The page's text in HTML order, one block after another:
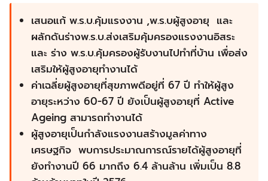
เสนอแก้ พ.ร.บ.คุ้มแรงงาน ,พ.ร.บผู้สูงอายุ และ
ผลักดันร่างพ.ร.บ.ส่งเสริมคุ้มครองแรงงานอิสระ
และ ร่าง พ.ร.บ.คุ้มครองผู้รับงานไปทำที่บ้าน เพื่อส่ง
เสริมให้ผู้สูงอายุทำงานได้
ค่าเฉลี่ยผู้สูงอายุที่สุขภาพดีอยู่ที่ 67 ปี ทำให้ผู้สูง
อายุระหว่าง 60-67 ปี ยังเป็นผู้สูงอายุที่ Active
Ageing สามารถทำงานได้
ผู้สูงอายุเป็นกำลังแรงงานสร้างมูลค่าทาง
เศรษฐกิจ พบการประมาณการณ์รายได้ผู้สูงอายุที่
ยังทำงานปี 66 มากถึง 6.4 ล้านล้าน เพิ่มเป็น 8.8